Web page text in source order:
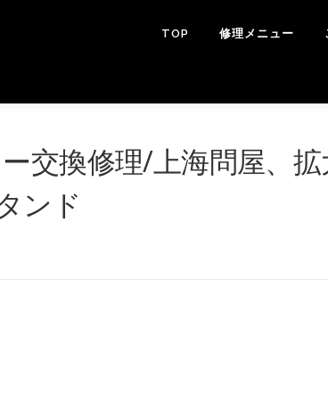
TOP 修理メニュー
交換修理/上海問屋、拡
ンド